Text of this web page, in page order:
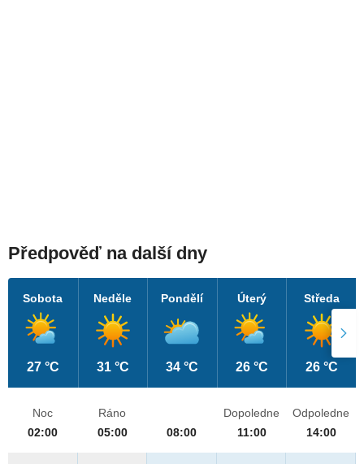
Předpověď na další dny
Sobota
27 °C
Neděle
31 °C
Pondělí
34 °C
Úterý
26 °C
Středa
26 °C
Noc
02:00
Ráno
05:00
08:00
Dopoledne
11:00
Odpoledne
14:00